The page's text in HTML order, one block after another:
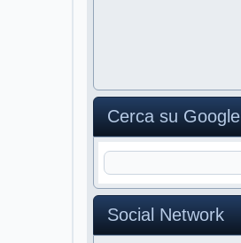
Cerca su Google
Social Network